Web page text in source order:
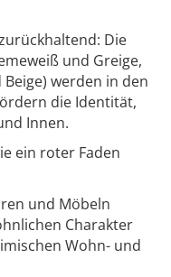
Die
und Greige,
werden in den
die Identität,
Innen.
ein roter Faden
und Möbeln
Charakter
Wohn- und